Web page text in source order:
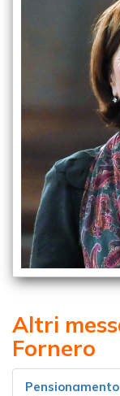
Altri
Fornero